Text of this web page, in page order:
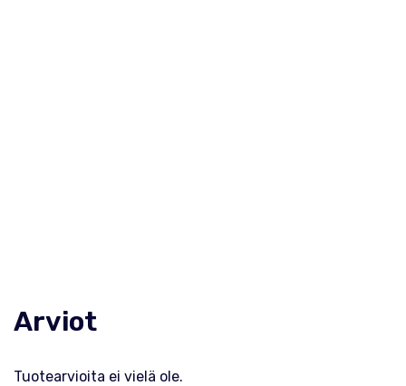
Arviot
Tuotearvioita ei vielä ole.